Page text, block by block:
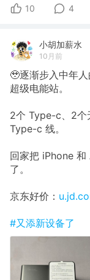
10 4
小胡加薪水
10月前
🥹逐渐步入中年
超级电能站。
2个 Type-c、2个
Type-c 线。
回家把 iPhone
了。
京东好价：
#又添新设备了